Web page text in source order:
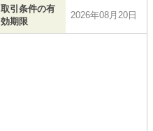
取引条件の有
効期限
2026年08月20日